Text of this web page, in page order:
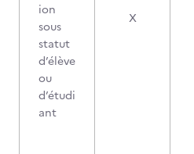
ion
sous
statut
d’élève
ou
d’étudi
ant
X